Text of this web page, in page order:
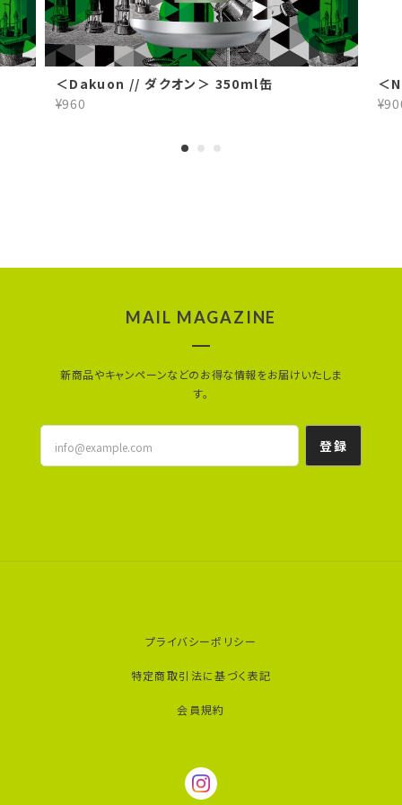
＜Dakuon // ダクオン＞ 350ml缶
¥960
＜
MAIL MAGAZINE
新商品やキャンペーンなどのお得な情報をお届けいたしま
す。
登録
プライバシーポリシー
特定商取引法に基づく表記
会員規約